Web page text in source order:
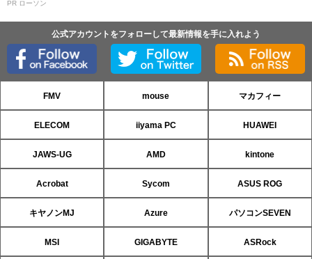
PR ローソン
公式アカウントをフォローして最新情報を手に入れよう
FMV mouse マカフィー
ELECOM iiyama PC HUAWEI
JAWS-UG AMD kintone
Acrobat Sycom ASUS ROG
キヤノンMJ Azure パソコンSEVEN
MSI GIGABYTE ASRock